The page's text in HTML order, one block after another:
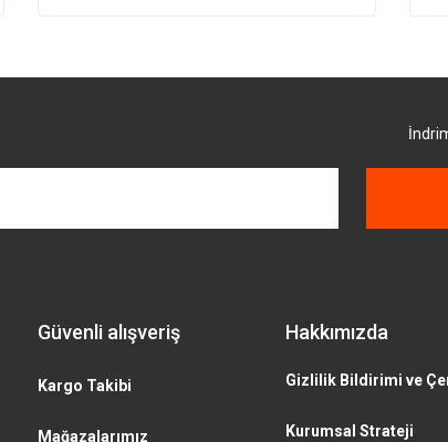
Güvenli alışveriş
Kargo Takibi
Mağazalarımız
Hakkımızda
Gizlilik Bildirimi ve
Kurumsal Strateji